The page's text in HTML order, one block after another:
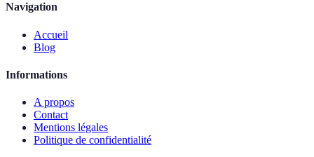
Navigation
Accueil
Blog
Informations
A propos
Contact
Mentions légales
Politique de confidentialité